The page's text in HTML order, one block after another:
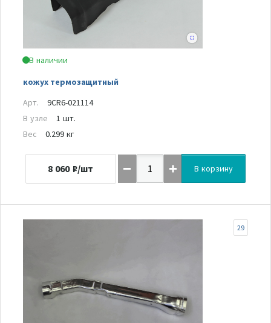
В наличии
кожух термозащитный
Арт.
9CR6-021114
В узле
1 шт.
Вес
0.299 кг
8 060 ₽/шт В корзину
29